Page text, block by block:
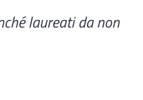
laureati da non